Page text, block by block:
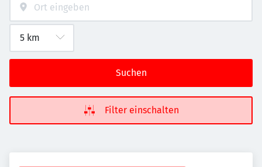
Suchen
Filter einschalten